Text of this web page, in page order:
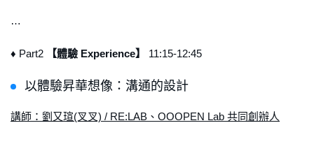
…
♦ Part2 【體驗 Experience】 11:15-12:45
以體驗昇華想像：溝通的設計
講師：劉又瑄(叉叉) / RE:LAB、OOOPEN Lab 共同創辦人